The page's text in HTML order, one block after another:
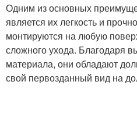
Одним из основных
является их легкость и
монтируются на любую
сложного ухода. Благодаря
материала, они обладают
свой первозданный вид на